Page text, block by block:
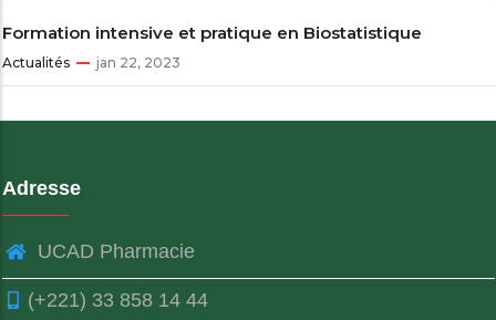
Formation intensive et pratique en Biostatistique
Actualités jan 22, 2023
Adresse
UCAD Pharmacie
(+221) 33 858 14 44